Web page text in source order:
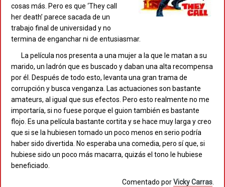
cosas más. Pero es que ‘They call
her death’ parece sacada de un
trabajo final de universidad y no
termina de enganchar ni de entusiasmar.
La película nos presenta a una mujer a la que le matan a su
marido, un ladrón que es buscado y daban una alta recompensa
por él. Después de todo esto, levanta una gran trama de
corrupción y busca venganza. Las actuaciones son bastante
amateurs, al igual que sus efectos. Pero esto realmente no me
importaría, si no fuese porque el guion también es bastante
flojo. Es una película bastante cortita y se hace muy larga y creo
que si se la hubiesen tomado un poco menos en serio podría
haber sido divertida. No esperaba una comedia, pero sí que, si
hubiese sido un poco más macarra, quizás el tono le hubiese
beneficiado.
Comentado porVicky Carras.